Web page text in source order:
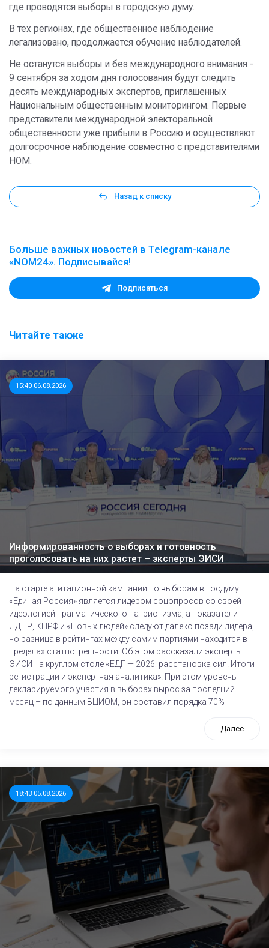
где проводятся выборы в городскую думу.
В тех регионах, где общественное наблюдение
легализовано, продолжается обучение наблюдателей.
Не останутся выборы и без международного внимания -
9 сентября за ходом дня голосования будут следить
десять международных экспертов, приглашенных
Национальным общественным мониторингом. Первые
представители международной электоральной
общественности уже прибыли в Россию и осуществляют
долгосрочное наблюдение совместно с представителями
НОМ.
Назад к списку
Больше важных новостей в Telegram-канале
«NOM24». Подписывайся!
Подписаться
Читайте также
15:40 06.08.2026
Информированность о выборах и готовность
проголосовать на них растет – эксперты ЭИСИ
На старте агитационной кампании по выборам в Госдуму
«Единая Россия» является лидером соцопросов со своей
идеологией прагматического патриотизма, а показатели
ЛДПР, КПРФ и «Новых людей» следуют далеко позади лидера,
но разница в рейтингах между самим партиями находится в
пределах статпогрешности. Об этом рассказали эксперты
ЭИСИ на круглом столе «ЕДГ — 2026: расстановка сил. Итоги
регистрации и экспертная аналитика». При этом уровень
декларируемого участия в выборах вырос за последний
месяц – по данным ВЦИОМ, он составил порядка 70%
Далее
18:43 05.08.2026